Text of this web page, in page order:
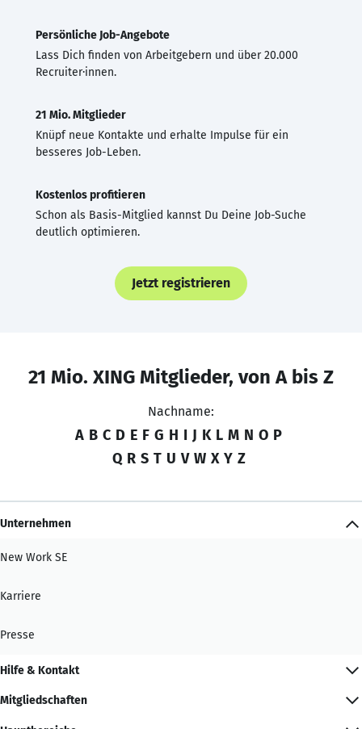
Persönliche Job-Angebote
Lass Dich finden von Arbeitgebern und über 20.000
Recruiter·innen.
21 Mio. Mitglieder
Knüpf neue Kontakte und erhalte Impulse für ein
besseres Job-Leben.
Kostenlos profitieren
Schon als Basis-Mitglied kannst Du Deine Job-Suche
deutlich optimieren.
Jetzt registrieren
21 Mio. XING Mitglieder, von A bis Z
Nachname:
A B C D E F G H I J K L M N O P
Q R S T U V W X Y Z
Unternehmen
New Work SE
Karriere
Presse
Hilfe & Kontakt
Mitgliedschaften